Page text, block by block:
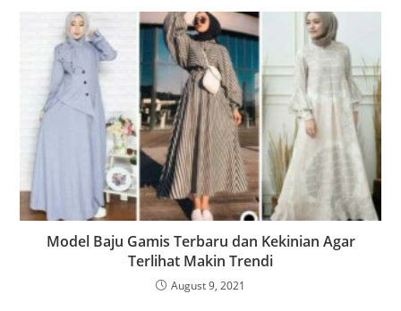
Model Baju Gamis Terbaru dan Kekinian Agar
Terlihat Makin Trendi
August 9, 2021